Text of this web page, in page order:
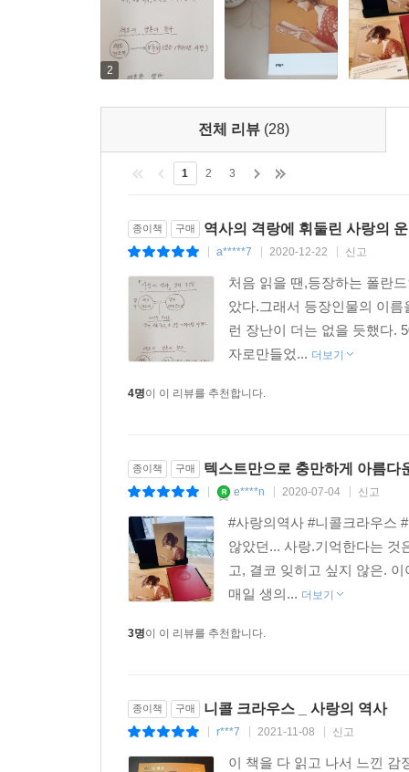
사랑과 글쓰기의 유사성,
‘세상 모든 것을 표현할 말들’을 찾아서
때로 사랑하는 일은 유한하고 불완전한 존재인
눈빛으로, 몸짓으로, 말과 글로, 인간에게 주어진
표현하려는 안간힘. 어쩌면 사랑의 역사에 기록
어긋난 타이밍, 희망 없는 기다림 같은 것들. 주
인생에서 일어나는 크고 작은 불행과 비극은
소설은 이야기한다. 오히려 사랑이야말로 쉽게
미약하지만 끈기 있는 빛이다. 어느 곳 하나 말을
뒤엎으며 말썽을 일으켜야 하는 삶에서도, 끝끝내
“넌 언제쯤이면 세상 모든 것을 표현할 말들이 제
글쓰기를 포기하지 않는다. 그에게 글을 쓰는 일
겹쳐진다. 누군가는 이렇게 물을지도 모른다. 하
표현하는 것이 가능할까? 어쩌면 이 소설 자체가
모르는 사이에, 기적을 일으키기도 한다. 그리고
이 소설의 성취란 정확히 이런 것이다. 유쾌하고
- [LA 위클리]
경이롭고 여운이 긴 다층적인 작품. 뒤얽힌 미
홀로코스트에 대한 회고록도 아닌 이 책은 그
『사랑의 역사』는 결국 삶은 살 만한 것이라고 느
- [마이애미 헤럴드]
- [뉴어크 선데이 스타 레저]
탁월하다. 『사랑의 역사』는 복잡하고 웃기고
창조해낸 등장인물들은 유머와 아픔과 영민함을,
- [시애틀 타임스]
인간의 용기에 바치는 다정한 헌사. 일련의 인
- [인디펜던트 온 선데이]
깊고 다면적이다.
- [마리클레르]
2
전체 리뷰 (28)
1 2 3
종이책 구매 역사의 격랑에 휘둘린 사랑의
a*****7 2020-12-22 신고
처음 읽을 땐,등장하는 폴란
았다.그래서 등장인물의 이
런 장난이 더는 없을 듯했다.
자로만들었... 더보기
4명이 이 리뷰를 추천합니다.
종이책 구매 텍스트만으로 충만하게 아름다
e****n 2020-07-04 신고
#사랑의역사 #니콜크라우스
않았던... 사랑.기억한다는 것
고, 결코 잊히고 싶지 않은.
매일 생의... 더보기
3명이 이 리뷰를 추천합니다.
종이책 구매 니콜 크라우스 _ 사랑의 역사
r***7 2021-11-08 신고
이 책을 다 읽고 나서 느낀 감